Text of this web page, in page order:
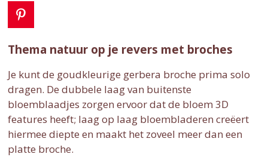
P
i
t
r
e
s
t
Thema natuur op je revers met broches
Je kunt de goudkleurige gerbera broche prima solo
dragen. De dubbele laag van buitenste
bloemblaadjes zorgen ervoor dat de bloem 3D
features heeft; laag op laag bloembladeren creëert
hiermee diepte en maakt het zoveel meer dan een
platte broche.